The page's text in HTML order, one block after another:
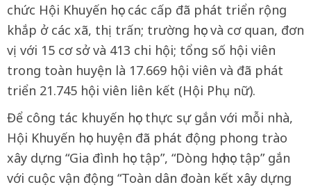
chức Hội Khuyến học các cấp đã phát triển rộng
khắp ở các xã, thị trấn; trường học và cơ quan, đơn
vị với 15 cơ sở và 413 chi hội; tổng số hội viên
trong toàn huyện là 17.669 hội viên và đã phát
triển 21.745 hội viên liên kết (Hội Phụ nữ).
Để công tác khuyến học thực sự gắn với mỗi nhà,
Hội Khuyến học huyện đã phát động phong trào
xây dựng “Gia đình học tập”, “Dòng họ học tập” gắn
với cuộc vận động “Toàn dân đoàn kết xây dựng